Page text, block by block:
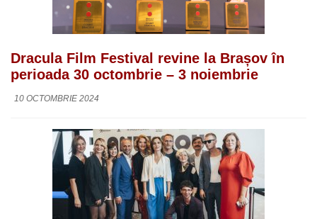
Dracula Film Festival revine la Brașov în
perioada 30 octombrie – 3 noiembrie
10 OCTOMBRIE 2024